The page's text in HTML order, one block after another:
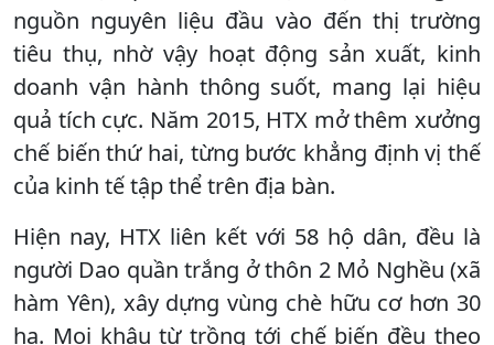
nguồn nguyên liệu đầu vào đến thị trường
tiêu thụ, nhờ vậy hoạt động sản xuất, kinh
doanh vận hành thông suốt, mang lại hiệu
quả tích cực. Năm 2015, HTX mở thêm xưởng
chế biến thứ hai, từng bước khẳng định vị thế
của kinh tế tập thể trên địa bàn.
Hiện nay, HTX liên kết với 58 hộ dân, đều là
người Dao quần trắng ở thôn 2 Mỏ Nghều (xã
hàm Yên), xây dựng vùng chè hữu cơ hơn 30
ha. Mọi khâu từ trồng tới chế biến đều theo